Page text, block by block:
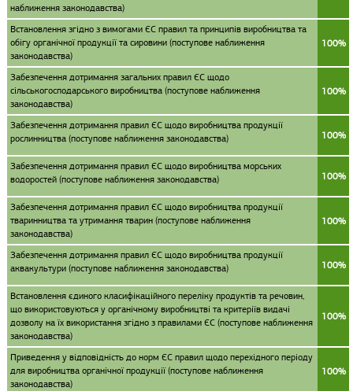
наближення законодавства)
Встановлення згідно з вимогами ЄС правил та принципів виробництва та
обігу органічної продукції та сировини (поступове наближення
законодавства)
100%
Забезпечення дотримання загальних правил ЄС щодо
сільськогосподарського виробництва (поступове наближення
законодавства)
100%
Забезпечення дотримання правил ЄС щодо виробництва продукції
рослинництва (поступове наближення законодавства)
100%
Забезпечення дотримання правил ЄС щодо виробництва морських
водоростей (поступове наближення законодавства)
100%
Забезпечення дотримання правил ЄС щодо виробництва продукції
тваринництва та утримання тварин (поступове наближення
законодавства)
100%
Забезпечення дотримання правил ЄС щодо виробництва продукції
аквакультури (поступове наближення законодавства)
100%
Встановлення єдиного класифікаційного переліку продуктів та речовин,
що використовуються у органічному виробництві та критеріїв видачі
дозволу на їх використання згідно з правилами ЄС (поступове наближення
законодавства)
100%
Приведення у відповідність до норм ЄС правил щодо перехідного періоду
для виробництва органічної продукції (поступове наближення
законодавства)
100%